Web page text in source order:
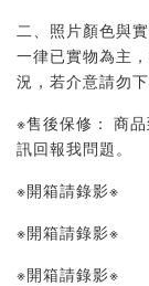
二、照片顏色與
一律已實物為主
況，若介意請勿
※售後保修： 商
訊回報我問題。
※開箱請錄影※
※開箱請錄影※
※開箱請錄影※